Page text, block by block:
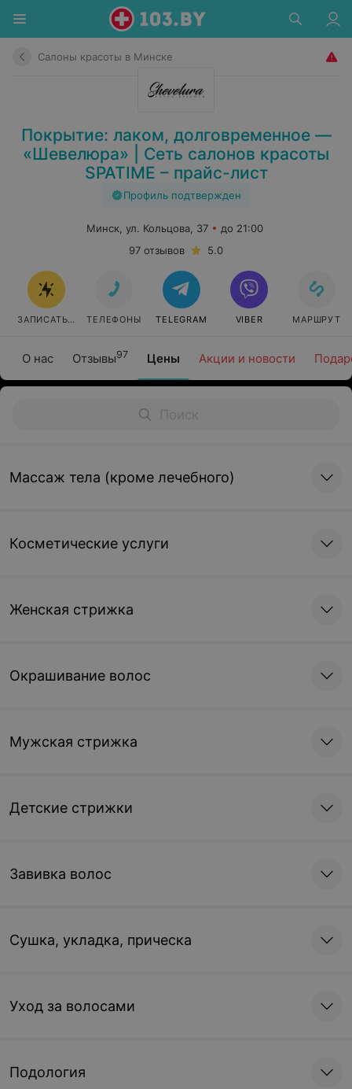
Салоны красоты в Минске
Покрытие: лаком, долговременное —
«Шевелюра» | Сеть салонов красоты
SPATIME – прайс-лист
Профиль подтвержден
О нас Отзывы97 Цены Акции и новости
Минск, ул. Кольцова, 37
до 21:00
97 отзывов
5.0
ЗАПИСАТЬСЯ ТЕЛЕФОНЫ TELEGRAM VIBER МАРШРУТ
Массаж тела (кроме лечебного)
Косметические услуги
Женская стрижка
Окрашивание волос
Мужская стрижка
Детские стрижки
Завивка волос
Сушка, укладка, прическа
Уход за волосами
Подология